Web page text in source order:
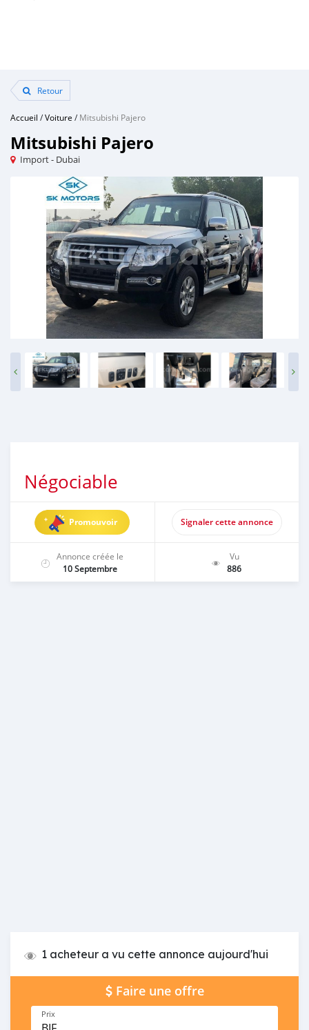
Retour
Accueil /Voiture /Mitsubishi Pajero
Mitsubishi Pajero
Import - Dubai
Négociable
Promouvoir Signaler cette annonce
Annonce créée le
10 Septembre
Vu
886
1 acheteur a vu cette annonce aujourd'hui
Faire une offre
Prix